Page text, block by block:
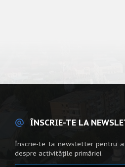
ÎNSCRIE-TE LA
Înscrie-te la newsletter pentru
despre activitățile primăriei.